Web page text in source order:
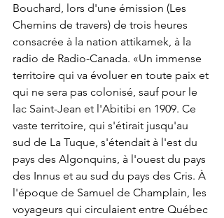
Bouchard, lors d'une émission (Les
Chemins de travers) de trois heures
consacrée à la nation attikamek, à la
radio de Radio-Canada. «Un immense
territoire qui va évoluer en toute paix et
qui ne sera pas colonisé, sauf pour le
lac Saint-Jean et l'Abitibi en 1909. Ce
vaste territoire, qui s'étirait jusqu'au
sud de La Tuque, s'étendait à l'est du
pays des Algonquins, à l'ouest du pays
des Innus et au sud du pays des Cris. À
l'époque de Samuel de Champlain, les
voyageurs qui circulaient entre Québec